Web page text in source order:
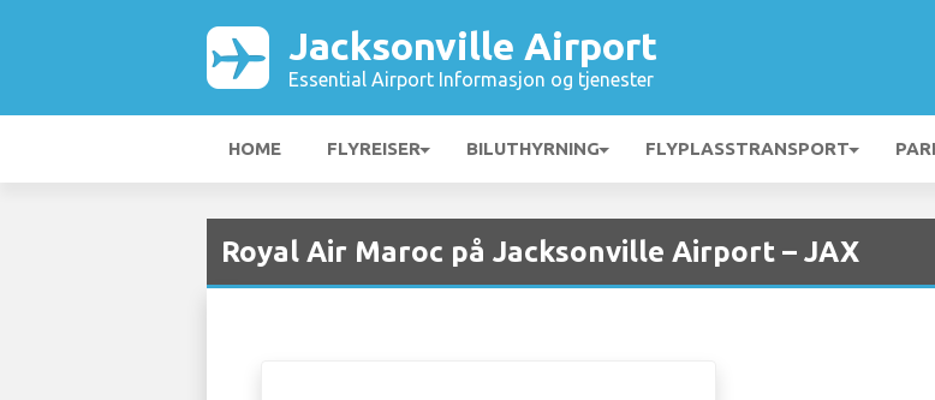
Jacksonville Airport
Essential Airport Informasjon og tjenester
HOME FLYREISER BILUTHYRNING FLYPLASSTRANSPORT
Royal Air Maroc på Jacksonville Airport – JAX